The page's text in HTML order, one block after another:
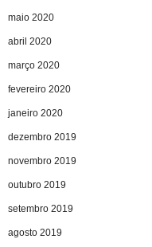
maio 2020
abril 2020
março 2020
fevereiro 2020
janeiro 2020
dezembro 2019
novembro 2019
outubro 2019
setembro 2019
agosto 2019